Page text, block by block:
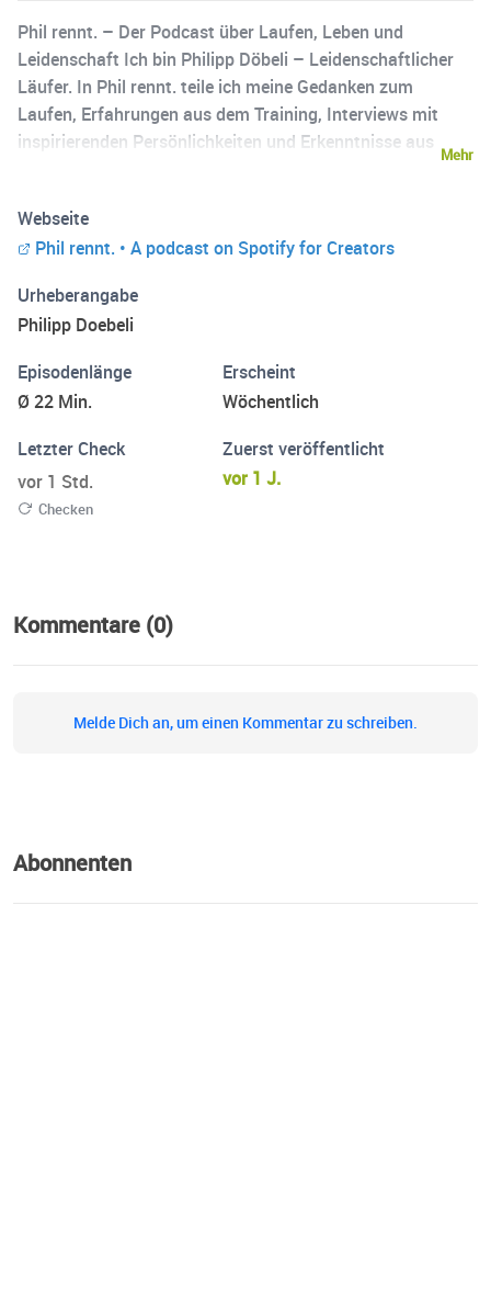
Phil rennt. – Der Podcast über Laufen, Leben und
Leidenschaft Ich bin Philipp Döbeli – Leidenschaftlicher
Läufer. In Phil rennt. teile ich meine Gedanken zum
Laufen, Erfahrungen aus dem Training, Interviews mit
inspirierenden Persönlichkeiten und Erkenntnisse aus
Ernährung, mal um Scheitern und Dranbleiben. Aber
immer um das, was uns bewegt – auf der Strecke und im
bist du hier richtig!
Mehr
Webseite
Phil rennt. • A podcast on Spotify for Creators
Urheberangabe
Philipp Doebeli
Episodenlänge
Ø 22 Min.
Erscheint
Wöchentlich
Letzter Check
vor 1 Std.
Checken
Zuerst veröffentlicht
vor 1 J.
Kommentare (0)
Melde Dich an, um einen Kommentar zu schreiben.
Abonnenten